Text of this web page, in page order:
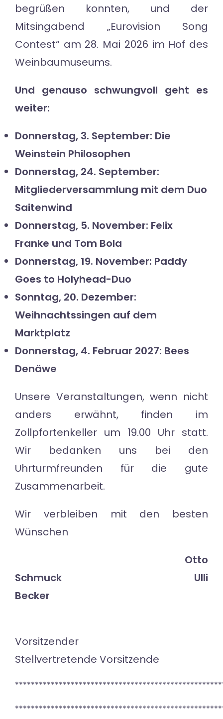
begrüßen konnten, und der
Mitsingabend „Eurovision Song
Contest“ am 28. Mai 2026 im Hof des
Weinbaumuseums.
Und genauso schwungvoll geht es
weiter:
Donnerstag, 3. September: Die
Weinstein Philosophen
Donnerstag, 24. September:
Mitgliederversammlung mit dem Duo
Saitenwind
Donnerstag, 5. November: Felix
Franke und Tom Bola
Donnerstag, 19. November: Paddy
Goes to Holyhead-Duo
Sonntag, 20. Dezember:
Weihnachtssingen auf dem
Marktplatz
Donnerstag, 4. Februar 2027: Bees
Denäwe
Unsere Veranstaltungen, wenn nicht
anders erwähnt, finden im
Zollpfortenkeller um 19.00 Uhr statt.
Wir bedanken uns bei den
Uhrturmfreunden für die gute
Zusammenarbeit.
Wir verbleiben mit den besten
Wünschen
Otto
Schmuck Ulli
Becker
Vorsitzender
Stellvertretende Vorsitzende